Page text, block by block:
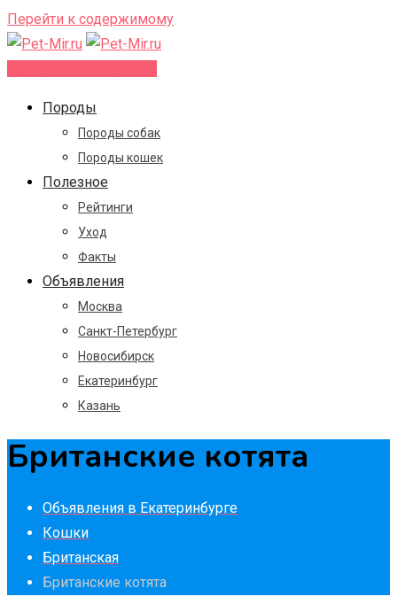
Перейти к содержимому
Породы
Породы собак
Породы кошек
Полезное
Рейтинги
Уход
Факты
Объявления
Москва
Санкт-Петербург
Новосибирск
Екатеринбург
Казань
Британские котята
Объявления в Екатеринбурге
Кошки
Британская
Британские котята